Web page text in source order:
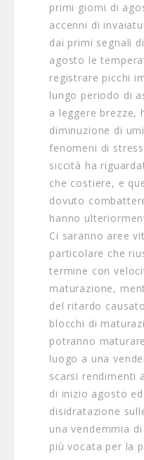
primi giorni di
accenni di
dai primi segnali
agosto le
registrare picchi
lungo periodo di
a leggere brezze,
diminuzione di
fenomeni di
siccità ha
che costiere, e
dovuto
hanno
Ci saranno aree
particolare che
termine con
maturazione,
del ritardo
blocchi di
potranno
luogo a una
scarsi rendimenti
di inizio agosto
disidratazione
una vendemmia
più vocata per la